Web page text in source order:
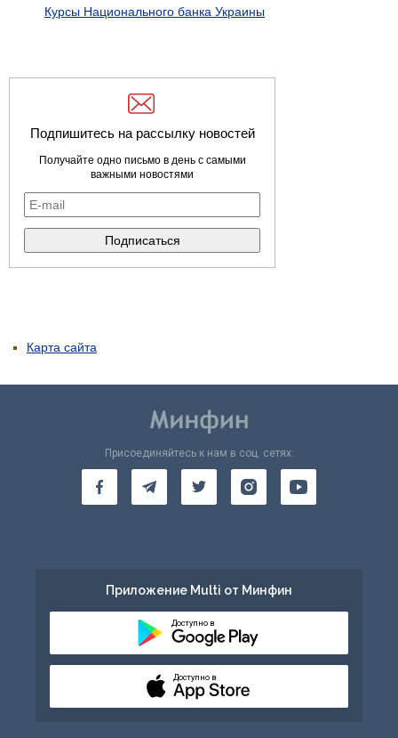
Курсы Национального банка Украины
Подпишитесь на рассылку новостей
Получайте одно письмо в день с самыми
важными новостями
Карта сайта
Присоединяйтесь к нам в соц. сетях:
Приложение Multi от Минфин
Доступно в
Доступно в